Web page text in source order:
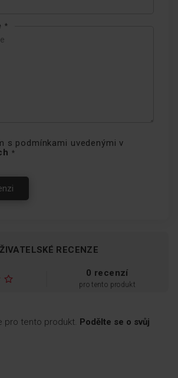
dveří
Dvířka trouby a sklo lze
demontovat, proto je
s podmínkami uvedenými v
RECENZE
0 recenzí
pro tento produkt
pro tento produkt. Podělte se o svůj